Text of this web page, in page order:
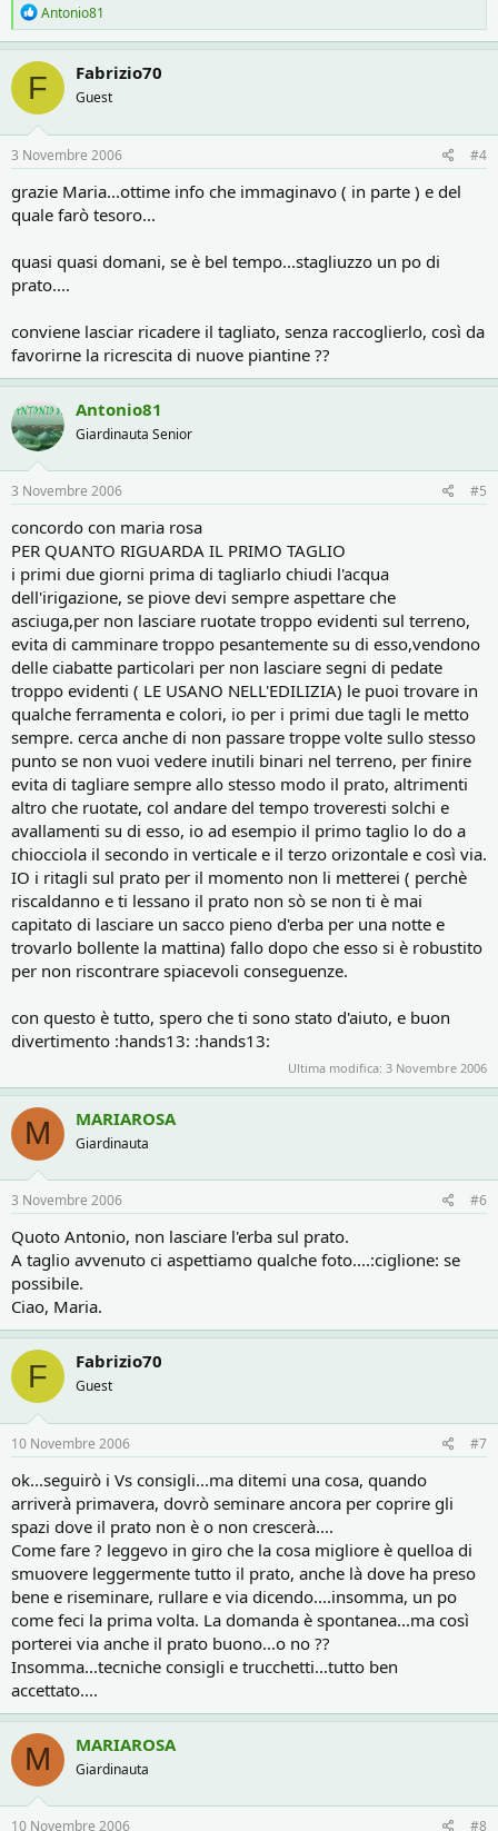
R
e
a
c
t
o
n
s
:
Antonio81
F Fabrizio70
Guest
3 Novembre 2006 #4
grazie Maria...ottime info che immaginavo ( in parte ) e del
quale farò tesoro...
quasi quasi domani, se è bel tempo...stagliuzzo un po di
prato....
conviene lasciar ricadere il tagliato, senza raccoglierlo, così da
favorirne la ricrescita di nuove piantine ??
Antonio81
Giardinauta Senior
3 Novembre 2006 #5
concordo con maria rosa
PER QUANTO RIGUARDA IL PRIMO TAGLIO
i primi due giorni prima di tagliarlo chiudi l'acqua
dell'irigazione, se piove devi sempre aspettare che
asciuga,per non lasciare ruotate troppo evidenti sul terreno,
evita di camminare troppo pesantemente su di esso,vendono
delle ciabatte particolari per non lasciare segni di pedate
troppo evidenti ( LE USANO NELL'EDILIZIA) le puoi trovare in
qualche ferramenta e colori, io per i primi due tagli le metto
sempre. cerca anche di non passare troppe volte sullo stesso
punto se non vuoi vedere inutili binari nel terreno, per finire
evita di tagliare sempre allo stesso modo il prato, altrimenti
altro che ruotate, col andare del tempo troveresti solchi e
avallamenti su di esso, io ad esempio il primo taglio lo do a
chiocciola il secondo in verticale e il terzo orizontale e così via.
IO i ritagli sul prato per il momento non li metterei ( perchè
riscaldanno e ti lessano il prato non sò se non ti è mai
capitato di lasciare un sacco pieno d'erba per una notte e
trovarlo bollente la mattina) fallo dopo che esso si è robustito
per non riscontrare spiacevoli conseguenze.
con questo è tutto, spero che ti sono stato d'aiuto, e buon
divertimento :hands13: :hands13:
Ultima modifica: 3 Novembre 2006
M MARIAROSA
Giardinauta
3 Novembre 2006 #6
Quoto Antonio, non lasciare l'erba sul prato.
A taglio avvenuto ci aspettiamo qualche foto....:ciglione: se
possibile.
Ciao, Maria.
F Fabrizio70
Guest
10 Novembre 2006 #7
ok...seguirò i Vs consigli...ma ditemi una cosa, quando
arriverà primavera, dovrò seminare ancora per coprire gli
spazi dove il prato non è o non crescerà....
Come fare ? leggevo in giro che la cosa migliore è quelloa di
smuovere leggermente tutto il prato, anche là dove ha preso
bene e riseminare, rullare e via dicendo....insomma, un po
come feci la prima volta. La domanda è spontanea...ma così
porterei via anche il prato buono...o no ??
Insomma...tecniche consigli e trucchetti...tutto ben
accettato....
M MARIAROSA
Giardinauta
10 Novembre 2006 #8